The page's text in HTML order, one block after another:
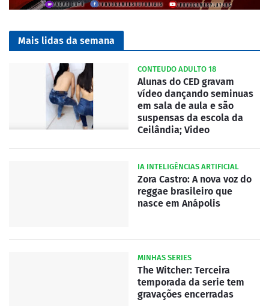
Mais lidas da semana
CONTEUDO ADULTO 18
Alunas do CED gravam
vídeo dançando seminuas
em sala de aula e são
suspensas da escola da
Ceilândia; Video
IA INTELIGÊNCIAS ARTIFICIAL
Zora Castro: A nova voz do
reggae brasileiro que
nasce em Anápolis
MINHAS SERIES
The Witcher: Terceira
temporada da serie tem
gravações encerradas